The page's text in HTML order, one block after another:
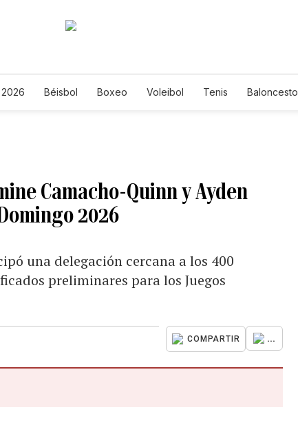
Béisbol Boxeo Voleibol Tenis Baloncesto
Camacho-Quinn y Ayden
2026
una delegación cercana a los 400
preliminares para los Juegos
COMPARTIR ...